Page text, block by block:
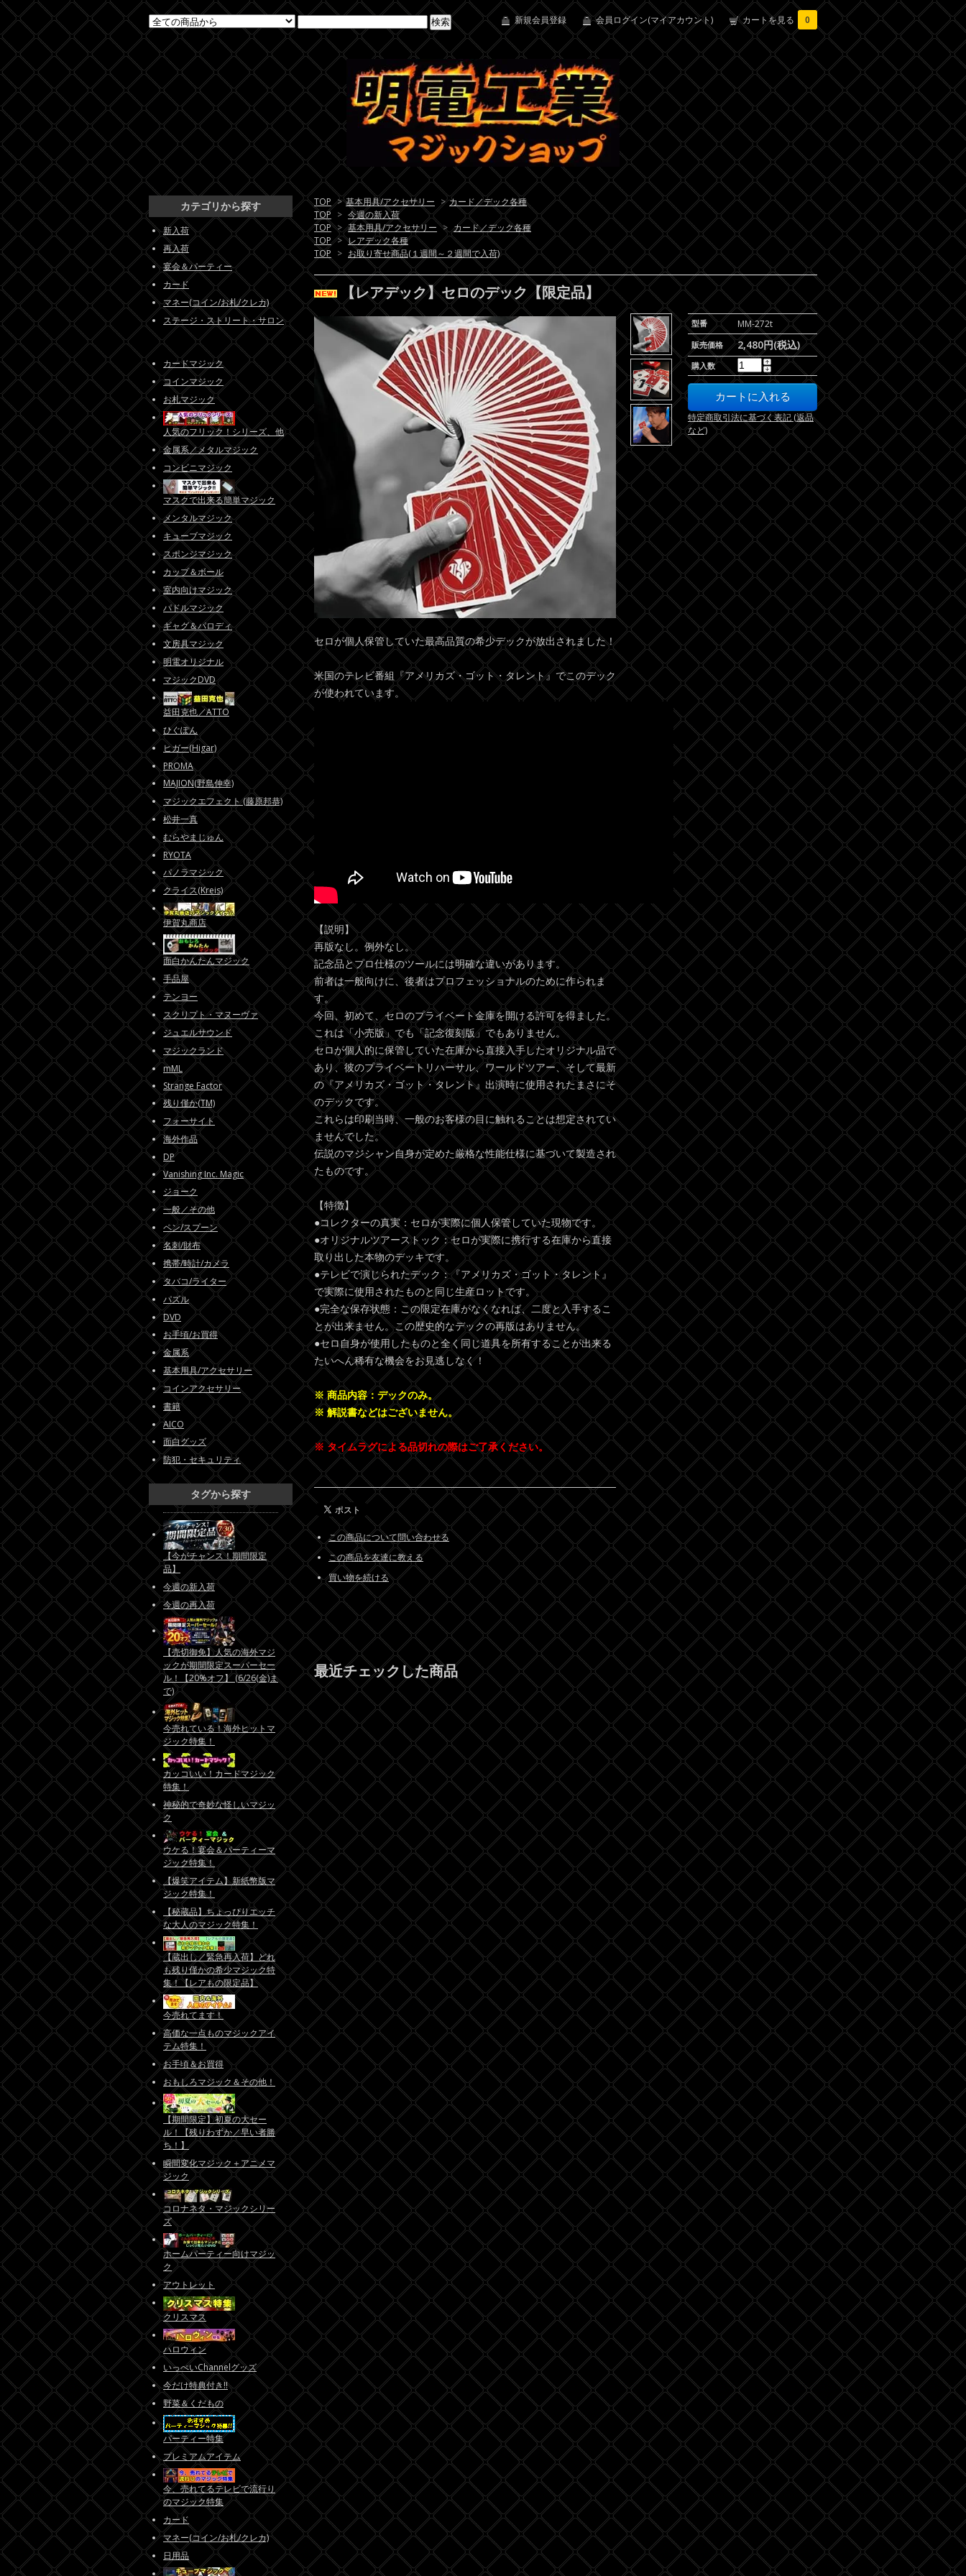
新規会員登録 会員ログイン(マイアカウント) カートを見る 0
TOP > 基本用具/アクセサリー > カード／デック各種
TOP > 今週の新入荷
TOP > 基本用具/アクセサリー > カード／デック各種
TOP > レアデック各種
TOP > お取り寄せ商品(１週間～２週間で入荷)
【レアデック】セロのデック【限定品】
型番 MM-272t
販売価格 2,480円(税込)
購入数
特定商取引法に基づく表記 (返品
など)
セロが個人保管していた最高品質の希少デックが放出されました！
米国のテレビ番組『アメリカズ・ゴット・タレント』でこのデック
が使われています。
【説明】
再版なし。例外なし。
記念品とプロ仕様のツールには明確な違いがあります。
前者は一般向けに、後者はプロフェッショナルのために作られま
す。
今回、初めて、セロのプライベート金庫を開ける許可を得ました。
これは「小売版」でも「記念復刻版」でもありません。
セロが個人的に保管していた在庫から直接入手したオリジナル品で
あり、彼のプライベートリハーサル、ワールドツアー、そして最新
の『アメリカズ・ゴット・タレント』出演時に使用されたまさにそ
のデックです。
これらは印刷当時、一般のお客様の目に触れることは想定されてい
ませんでした。
伝説のマジシャン自身が定めた厳格な性能仕様に基づいて製造され
たものです。
【特徴】
●コレクターの真実：セロが実際に個人保管していた現物です。
●オリジナルツアーストック：セロが実際に携行する在庫から直接
取り出した本物のデッキです。
●テレビで演じられたデック：『アメリカズ・ゴット・タレント』
で実際に使用されたものと同じ生産ロットです。
●完全な保存状態：この限定在庫がなくなれば、二度と入手するこ
とが出来ません。この歴史的なデックの再版はありません。
●セロ自身が使用したものと全く同じ道具を所有することが出来る
たいへん稀有な機会をお見逃しなく！
※ 商品内容：デックのみ。
※ 解説書などはございません。
※ タイムラグによる品切れの際はご了承ください。
この商品について問い合わせる
この商品を友達に教える
買い物を続ける
最近チェックした商品
カテゴリから探す
新入荷
再入荷
宴会＆パーティー
カード
マネー(コイン/お札/クレカ)
ステージ・ストリート・サロン
カードマジック
コインマジック
お札マジック
人気のフリック！シリーズ、他
金属系／メタルマジック
コンビニマジック
マスクで出来る簡単マジック
メンタルマジック
キューブマジック
スポンジマジック
カップ＆ボール
室内向けマジック
パドルマジック
ギャグ＆パロディ
文房具マジック
明電オリジナル
マジックDVD
益田克也／ATTO
ひぐぽん
ヒガー(Higar)
PROMA
MAJION(野島伸幸)
マジックエフェクト (藤原邦恭)
松井一真
むらやまじゅん
RYOTA
パノラマジック
クライス(Kreis)
伊賀丸商店
面白かんたんマジック
手品屋
テンヨー
スクリプト・マヌーヴァ
ジュエルサウンド
マジックランド
mML
Strange Factor
残り僅か(TM)
フォーサイト
海外作品
DP
Vanishing Inc. Magic
ジョーク
一般／その他
ペン/スプーン
名刺/財布
携帯/時計/カメラ
タバコ/ライター
パズル
DVD
お手頃/お買得
金属系
基本用具/アクセサリー
コインアクセサリー
書籍
AICO
面白グッズ
防犯・セキュリティ
タグから探す
【今がチャンス！期間限定
品】
今週の新入荷
今週の再入荷
【売切御免】人気の海外マジ
ックが期間限定スーパーセー
ル！【20%オフ】 (6/26(金)ま
で)
今売れている！海外ヒットマ
ジック特集！
カッコいい！カードマジック
特集！
神秘的で奇妙な怪しいマジッ
ク
ウケる！宴会＆パーティーマ
ジック特集！
【爆笑アイテム】新紙幣版マ
ジック特集！
【秘蔵品】ちょっぴりエッチ
な大人のマジック特集！
【蔵出し／緊急再入荷】どれ
も残り僅かの希少マジック特
集！【レアもの限定品】
今売れてます！
高価な一点ものマジックアイ
テム特集！
お手頃＆お買得
おもしろマジック＆その他！
【期間限定】初夏の大セー
ル！【残りわずか／早い者勝
ち！】
瞬間変化マジック＋アニメマ
ジック
コロナネタ・マジックシリー
ズ
ホームパーティー向けマジッ
ク
アウトレット
クリスマス
ハロウィン
いっぺいChannelグッズ
今だけ特典付き!!
野菜＆くだもの
パーティー特集
プレミアムアイテム
今、売れてるテレビで流行り
のマジック特集
カード
マネー(コイン/お札/クレカ)
日用品